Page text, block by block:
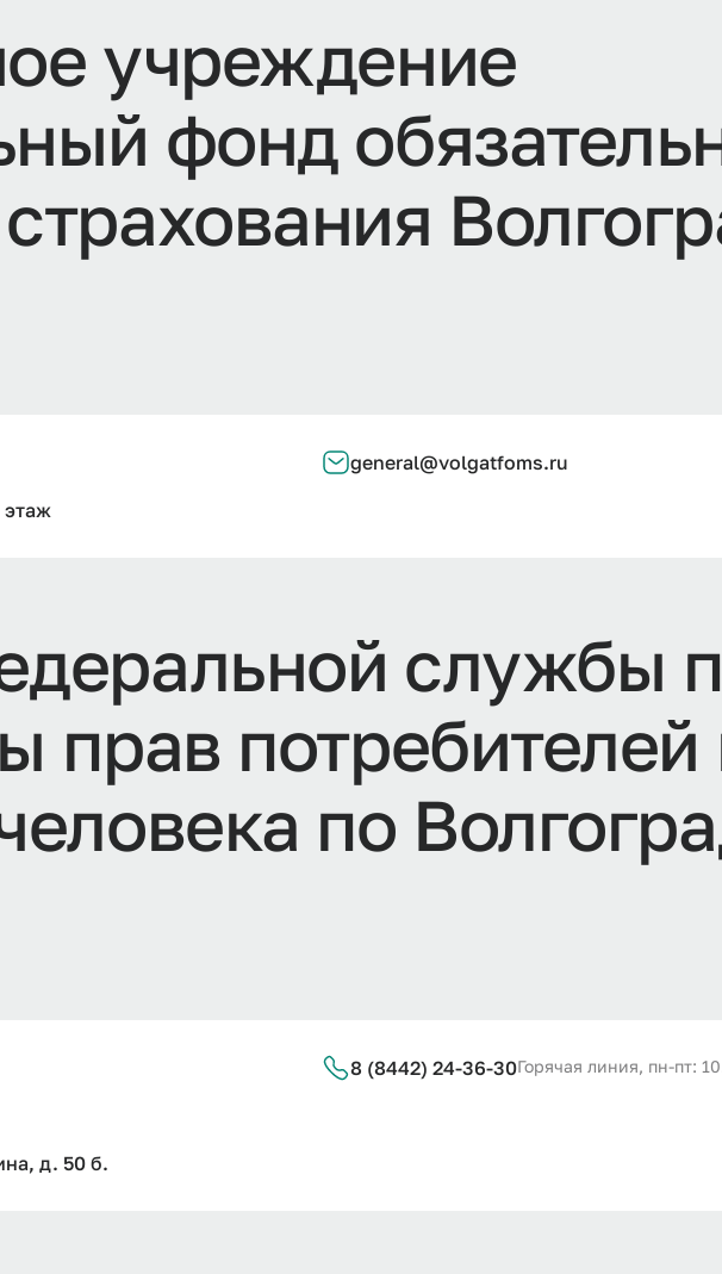
ое учреждение
ный фонд обязатель
страхования Волгогр
general@volgatfoms.ru
этаж
деральной службы п
прав потребителей
еловека по Волгогра
8 (8442) 24-36-30Горячая линия, пн-пт:
д. 50 б.